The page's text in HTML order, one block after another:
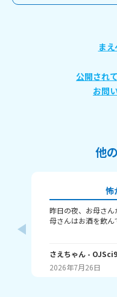
まえ
公開され
お問
他
怖
昨日の夜、お母さん
母さんはお酒を飲ん
しまっていました。
イライラしてしま
していたら、急にお
さえちゃん -
2026年7月26日